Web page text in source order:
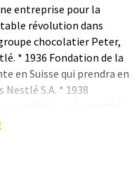
entreprise pour la
révolution dans
chocolatier Peter,
* 1936 Fondation de la
en Suisse qui prendra en
S.A. * 1938
* 1971 Création de